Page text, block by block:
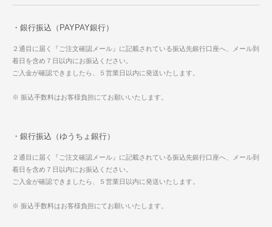
・銀行振込（PAYPAY銀行）
２通目に届く『ご注文確認メール』に記載されている振込先銀行口座へ、メール到
着日を含め７日以内にお振込ください。
ご入金が確認できましたら、５営業日以内に発送いたします。
※ 振込手数料はお客様負担にてお願いいたします。
・銀行振込（ゆうちょ銀行）
２通目に届く『ご注文確認メール』に記載されている振込先銀行口座へ、メール到
着日を含め７日以内にお振込ください。
ご入金が確認できましたら、５営業日以内に発送いたします。
※ 振込手数料はお客様負担にてお願いいたします。